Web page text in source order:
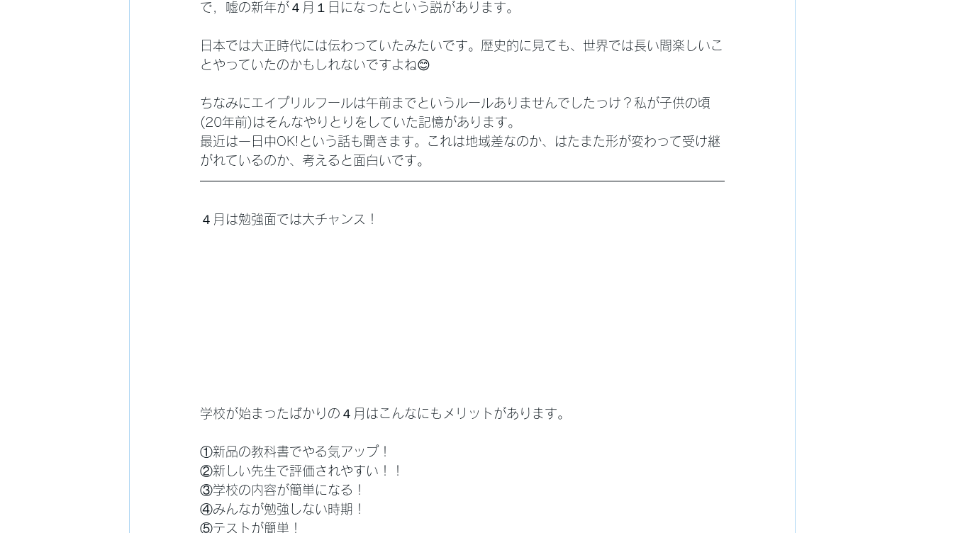
で，嘘の新年が４月１日になったという説があります。
日本では大正時代には伝わっていたみたいです。歴史的に見ても、世界では長い間楽しいこ
とやっていたのかもしれないですよね😊
ちなみにエイプリルフールは午前までというルールありませんでしたっけ？私が子供の頃
(20年前)はそんなやりとりをしていた記憶があります。
最近は一日中OK!という話も聞きます。これは地域差なのか、はたまた形が変わって受け継
がれているのか、考えると面白いです。
４月は勉強面では大チャンス！
学校が始まったばかりの４月はこんなにもメリットがあります。
①新品の教科書でやる気アップ！
②新しい先生で評価されやすい！！
③学校の内容が簡単になる！
④みんなが勉強しない時期！
⑤テストが簡単！